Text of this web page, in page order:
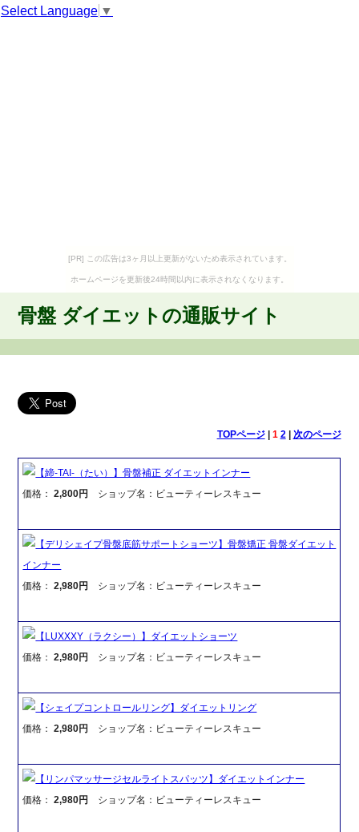
Select Language ▼
[PR] この広告は3ヶ月以上更新がないため表示されています。
ホームページを更新後24時間以内に表示されなくなります。
骨盤 ダイエットの通販サイト
TOPページ| 1 2| 次のページ
【締-TAI-（たい）】骨盤補正 ダイエットインナー
価格：2,800円 ショップ名：ビューティーレスキュー
【デリシェイプ骨盤底筋サポートショーツ】骨盤矯正 骨盤ダイエット
インナー
価格：2,980円 ショップ名：ビューティーレスキュー
【LUXXXY（ラクシー）】ダイエットショーツ
価格：2,980円 ショップ名：ビューティーレスキュー
【シェイプコントロールリング】ダイエットリング
価格：2,980円 ショップ名：ビューティーレスキュー
【リンパマッサージセルライトスパッツ】ダイエットインナー
価格：2,980円 ショップ名：ビューティーレスキュー